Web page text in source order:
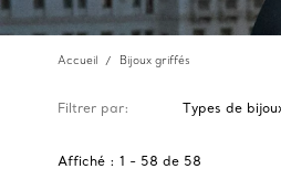
Accueil Bijoux griffés
Filtrer par Types de
Affiché : 1 - 58 de 58